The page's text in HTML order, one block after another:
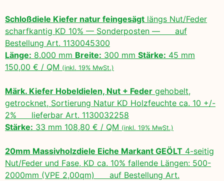
Schloßdiele Kiefer natur feingesägt längs Nut/Feder
scharfkantig KD 10% — Sonderposten — auf
Bestellung Art. 1130045300
Länge: 8.000 mm Breite: 300 mm Stärke: 45 mm
150,00 € / QM (inkl. 19% MwSt.)
Märk. Kiefer Hobeldielen, Nut + Feder gehobelt,
getrocknet, Sortierung Natur KD Holzfeuchte ca. 10 +/-
2% lieferbar Art. 1130032258
Stärke: 33 mm 108,80 € / QM (inkl. 19% MwSt.)
20mm Massivholzdiele Eiche Markant GEÖLT 4-seitig
Nut/Feder und Fase, KD ca. 10% fallende Längen: 500-
2000mm (VPE 2,00qm) auf Bestellung Art.